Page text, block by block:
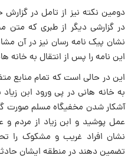
دومین نکته نیز از تامل در
در گزارشی دیگر از طبری که متن
نشان پیک نامه رسان نیز در آن
این نامه را پس از انتقال به خانه
این در حالی است که تمام منابع
به خانه هانی در پی ورود ابن
آشکار شدن مخفیگاه مسلم صورت
عمل پوشید و ابن زیاد از مردم و
نشان افراد غریب و مشکوک را
تضمین دهند در منطقه ایشان